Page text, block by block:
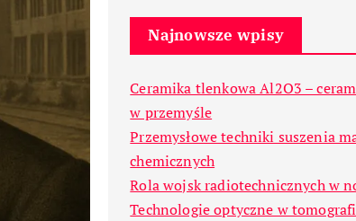
Najnowsze wpisy
Ceramika tlenkowa Al2O3 –
w przemyśle
Przemysłowe techniki suszenia
chemicznych
Rola wojsk radiotechnicznych w
Technologie optyczne w